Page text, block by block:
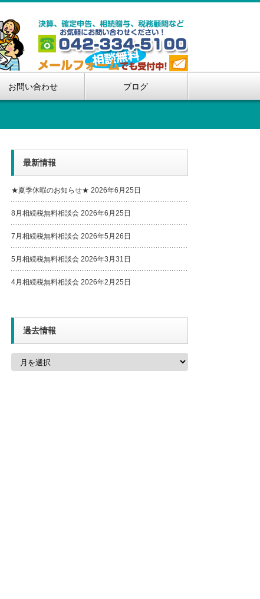
お問い合わせ ブログ
最新情報
★夏季休暇のお知らせ★ 2026年6月25日
8月相続税無料相談会 2026年6月25日
7月相続税無料相談会 2026年5月26日
5月相続税無料相談会 2026年3月31日
4月相続税無料相談会 2026年2月25日
過去情報